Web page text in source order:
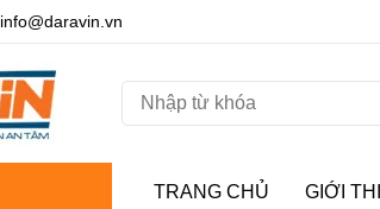
info@daravin.vn
TRANG CHỦ GIỚI